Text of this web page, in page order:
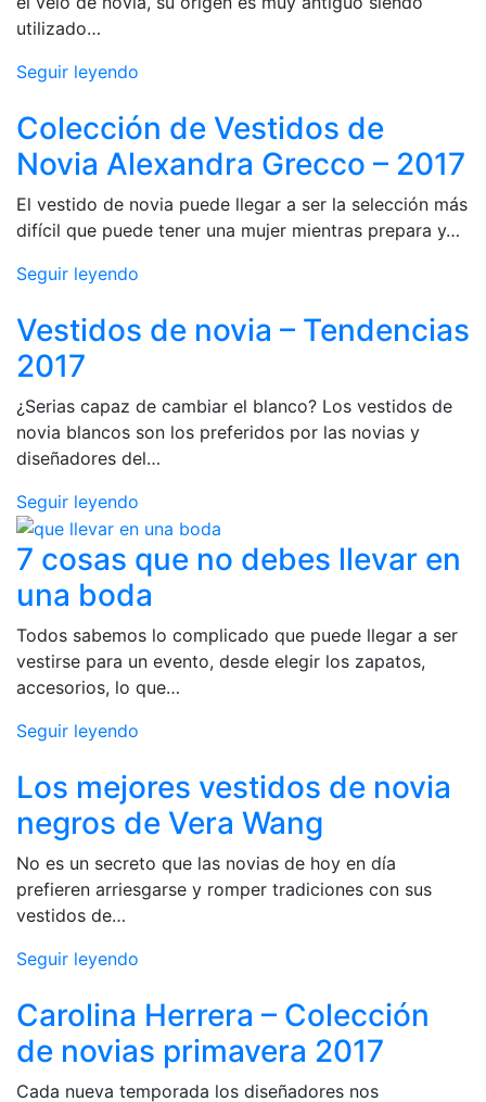
utilizado…
Seguir leyendo
Colección de Vestidos de
Novia Alexandra Grecco – 2017
El vestido de novia puede llegar a ser la selección más
difícil que puede tener una mujer mientras prepara y…
Seguir leyendo
Vestidos de novia – Tendencias
2017
¿Serias capaz de cambiar el blanco? Los vestidos de
novia blancos son los preferidos por las novias y
diseñadores del…
Seguir leyendo
7 cosas que no debes llevar en
una boda
Todos sabemos lo complicado que puede llegar a ser
vestirse para un evento, desde elegir los zapatos,
accesorios, lo que…
Seguir leyendo
Los mejores vestidos de novia
negros de Vera Wang
No es un secreto que las novias de hoy en día
prefieren arriesgarse y romper tradiciones con sus
vestidos de…
Seguir leyendo
Carolina Herrera – Colección
de novias primavera 2017
Cada nueva temporada los diseñadores nos